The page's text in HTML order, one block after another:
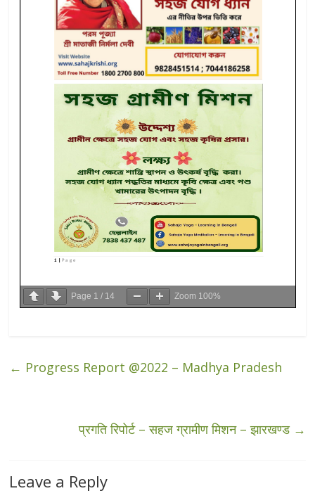
Page 1 / 14 Zoom 100%
← Progress Report @2022 – Madhya Pradesh
प्रगति रिपोर्ट – सहज ग्रामीण मिशन – झारखण्ड →
Leave a Reply